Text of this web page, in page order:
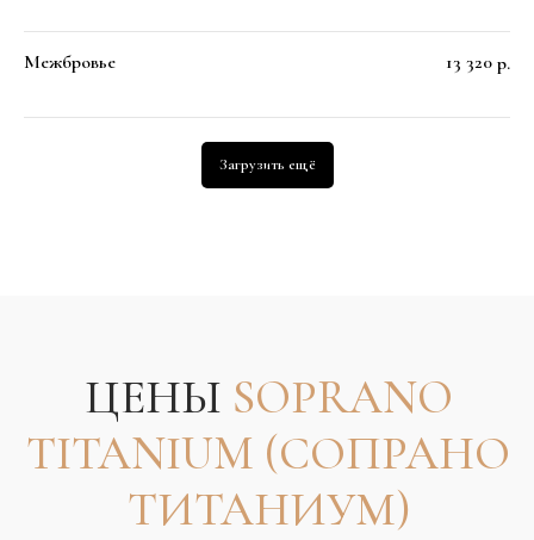
Межбровье 13 320 р.
Загрузить ещё
АДРЕС ПАРКОВКИ
Ленинградский просп., 36, стр. 30